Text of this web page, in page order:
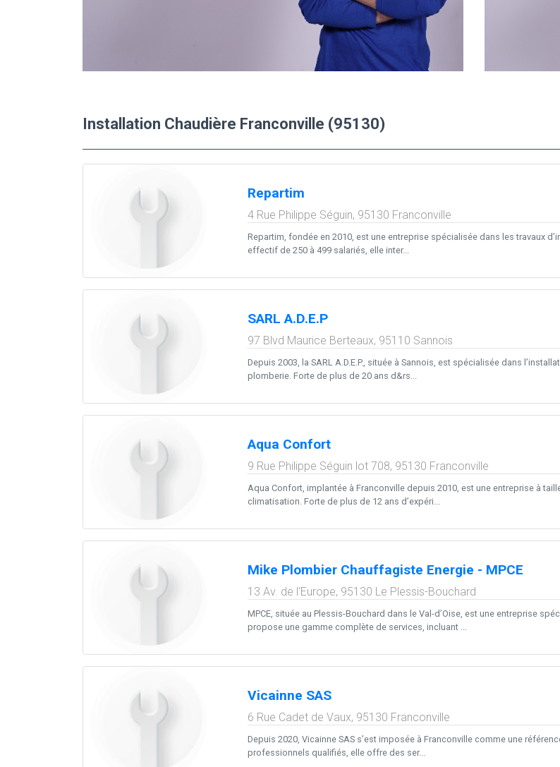
Installation Chaudière Franconville (95130)
Repartim
4 Rue Philippe Séguin, 95130 Franconville
Repartim, fondée en 2010, est une entreprise spécialisée dans les travaux
effectif de 250 à 499 salariés, elle inter...
SARL A.D.E.P
97 Blvd Maurice Berteaux, 95110 Sannois
Depuis 2003, la SARL A.D.E.P., située à Sannois, est spécialisée dans
plomberie. Forte de plus de 20 ans d&rs...
Aqua Confort
9 Rue Philippe Séguin lot 708, 95130 Franconville
Aqua Confort, implantée à Franconville depuis 2010, est une entreprise à
climatisation. Forte de plus de 12 ans d’expéri...
Mike Plombier Chauffagiste Energie - MPCE
13 Av. de l'Europe, 95130 Le Plessis-Bouchard
MPCE, située au Plessis-Bouchard dans le Val-d’Oise, est une entreprise
propose une gamme complète de services, incluant ...
Vicainne SAS
6 Rue Cadet de Vaux, 95130 Franconville
Depuis 2020, Vicainne SAS s’est imposée à Franconville comme une
professionnels qualifiés, elle offre des ser...